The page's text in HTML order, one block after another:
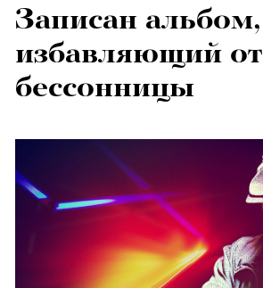
Записан альбом,
избавляющий от
бессонницы